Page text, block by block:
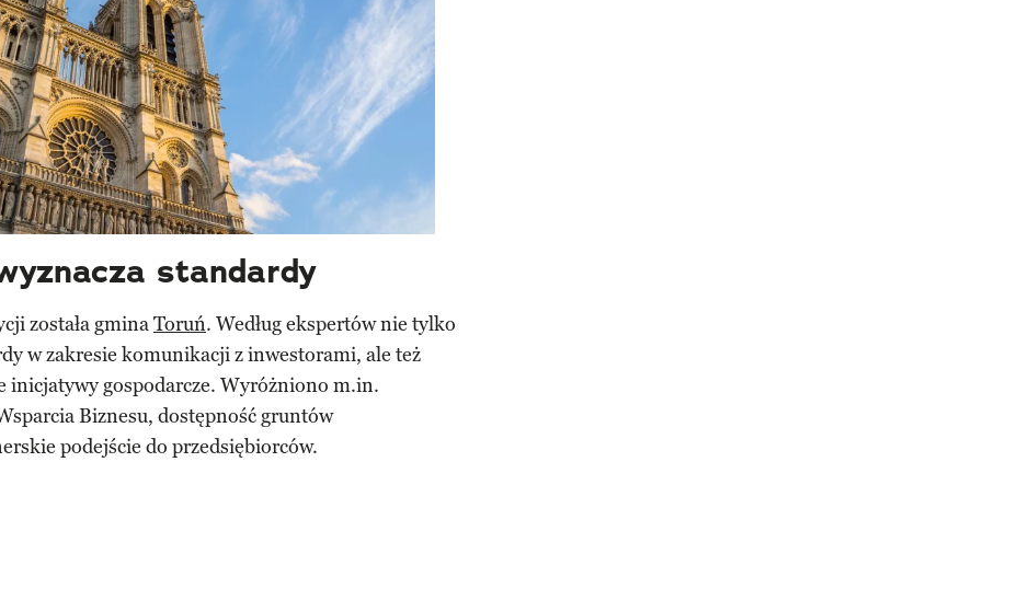
standardy
została gminaToruń. Według ekspertów nie tylko
w zakresie komunikacji z inwestorami, ale też
inicjatywy gospodarcze. Wyróżniono m.in.
Biznesu, dostępność gruntów
podejście do przedsiębiorców.